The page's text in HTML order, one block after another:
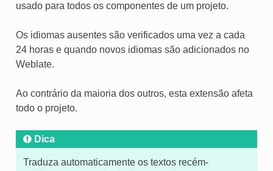
usado para todos os componentes de um projeto.
Os idiomas ausentes são verificados uma vez a cada
24 horas e quando novos idiomas são adicionados no
Weblate.
Ao contrário da maioria dos outros, esta extensão afeta
todo o projeto.
Dica
Traduza automaticamente os textos recém-